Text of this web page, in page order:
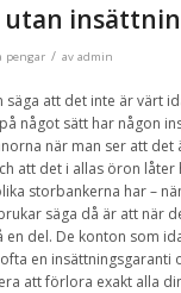
utan
pengar / av admin
säga att det inte är värt
något sätt har någon
när man ser att det
att det i allas öron låter
storbankerna har –
säga då är att när
en del. De konton som
en insättningsgaranti
att förlora exakt alla